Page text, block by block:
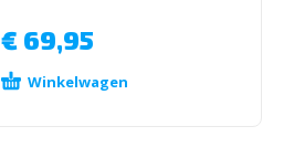
€ 69,95
Winkelwagen